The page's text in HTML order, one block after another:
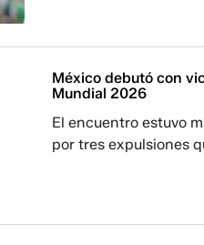
México debutó con
Mundial 2026
El encuentro estuvo
por tres expulsiones